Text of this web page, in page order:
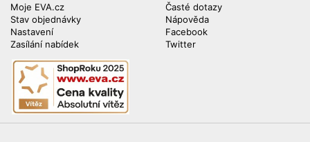
Moje EVA.cz
Stav objednávky
Nastavení
Zasílání nabídek
Časté dotazy
Nápověda
Facebook
Twitter